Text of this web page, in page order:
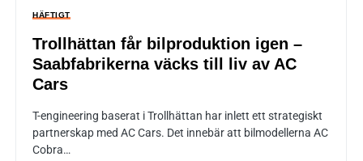
HÄFTIGT
Trollhättan får bilproduktion igen –
Saabfabrikerna väcks till liv av AC
Cars
T-engineering baserat i Trollhättan har inlett ett strategiskt
partnerskap med AC Cars. Det innebär att bilmodellerna AC
Cobra…